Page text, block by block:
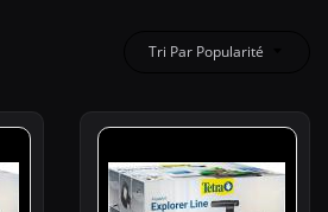
Tri Par Popularité